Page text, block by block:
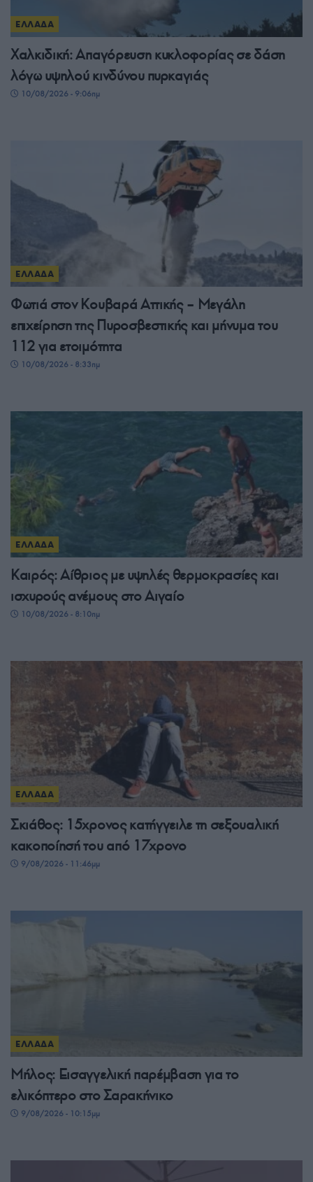
ΕΛΛΑΔΑ
Χαλκιδική: Απαγόρευση κυκλοφορίας σε δάση
λόγω υψηλού κινδύνου πυρκαγιάς
10/08/2026 - 9:06πμ
ΕΛΛΑΔΑ
Φωτιά στον Κουβαρά Αττικής – Μεγάλη
επιχείρηση της Πυροσβεστικής και μήνυμα του
112 για ετοιμότητα
10/08/2026 - 8:33πμ
ΕΛΛΑΔΑ
Καιρός: Αίθριος με υψηλές θερμοκρασίες και
ισχυρούς ανέμους στο Αιγαίο
10/08/2026 - 8:10πμ
ΕΛΛΑΔΑ
Σκιάθος: 15χρονος κατήγγειλε τη σεξουαλική
κακοποίησή του από 17χρονο
9/08/2026 - 11:46μμ
ΕΛΛΑΔΑ
Μήλος: Εισαγγελική παρέμβαση για το
ελικόπτερο στο Σαρακήνικο
9/08/2026 - 10:15μμ